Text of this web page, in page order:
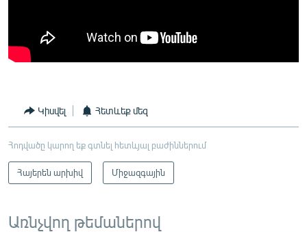
Կիսվել Հետևեք մեզ
Հոդվածը կարող եք գտնել հետևյալ բաժիններում
Հայերեն արխիվ Միջազգային
Առնչվող թեմաներով